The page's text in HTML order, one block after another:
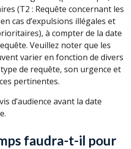
(T2 : Requête concernant les
cas d’expulsions illégales et
à compter de la date
Veuillez noter que les
varier en fonction de divers
de requête, son urgence et
pertinentes.
d’audience avant la date
faudra-t-il pour